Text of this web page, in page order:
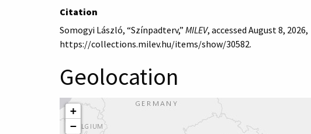
Citation
Somogyi László, “Színpadterv,” MILEV, accessed August 8, 2026,
https://collections.milev.hu/items/show/30582.
Geolocation
+
−